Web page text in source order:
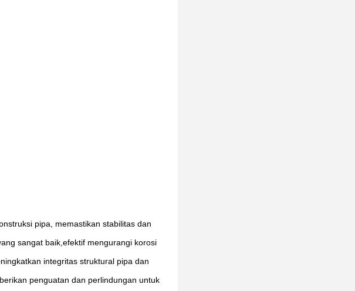
pipa, memastikan stabilitas dan
sangat baik,efektif mengurangi korosi
integritas struktural pipa dan
penguatan dan perlindungan untuk